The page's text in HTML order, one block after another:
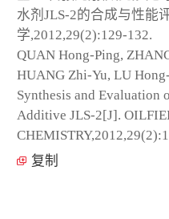
水剂JLS-2的合成与性能
学,2012,29(2):129-132.
QUAN Hong-Ping,
HUANG Zhi-Yu, LU
Synthesis and
Additive JLS-2[J].
复制